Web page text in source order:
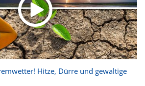
Hitze, Dürre und gewaltige